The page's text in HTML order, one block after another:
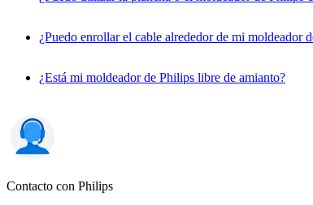
¿Puedo enrollar el cable alrededor de mi moldeador
¿Está mi moldeador de Philips libre de amianto?
Contacto con Philips